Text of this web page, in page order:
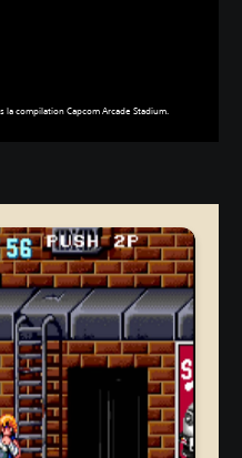
compilation Capcom Arcade Stadium.